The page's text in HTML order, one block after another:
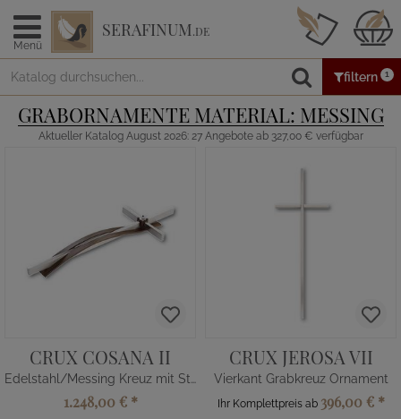
Menü
SERAFINUM.DE
filtern 1
GRABORNAMENTE MATERIAL: MESSING
Aktueller Katalog August 2026: 27 Angebote ab 327,00 € verfügbar
CRUX COSANA II
Edelstahl/Messing Kreuz mit Strass
1.248,00 € *
CRUX JEROSA VII
Vierkant Grabkreuz Ornament
Ihr Komplettpreis ab 396,00 € *